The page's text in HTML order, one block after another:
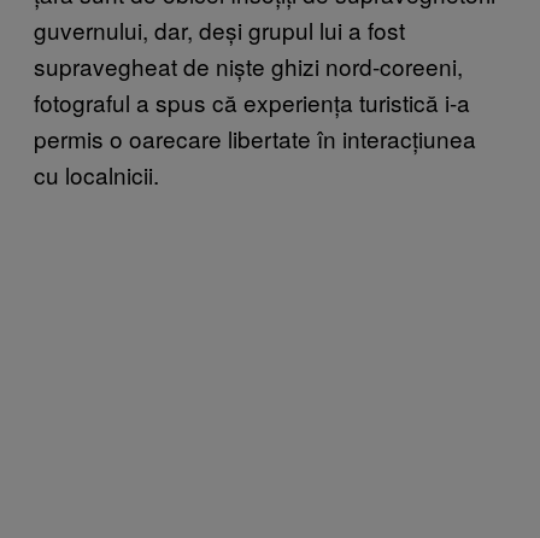
guvernului, dar, deși grupul lui a fost
supravegheat de niște ghizi nord-coreeni,
fotograful a spus că experiența turistică i-a
permis o oarecare libertate în interacțiunea
cu localnicii.